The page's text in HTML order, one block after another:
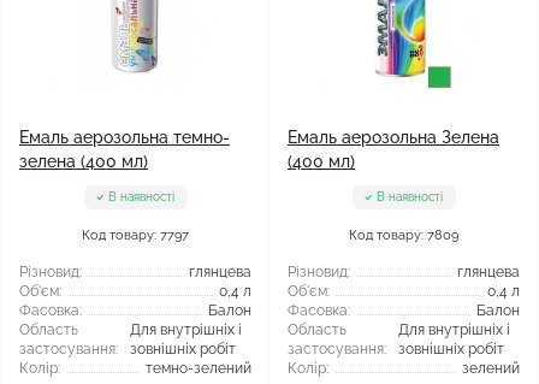
Емаль аерозольна темно-
зелена (400 мл)
В наявності
Код товару: 7797
Різновид:
глянцева
Об'єм:
0,4 л
Фасовка:
Балон
Область
застосування:
Для внутрішніх і
зовнішніх робіт
Колір:
темно-зелений
Емаль аерозольна Зелена
(400 мл)
В наявності
Код товару: 7809
Різновид:
глянцева
Об'єм:
0,4 л
Фасовка:
Балон
Область
застосування:
Для внутрішніх і
зовнішніх робіт
Колір:
зелений